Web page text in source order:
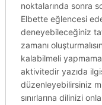
noktalarında sonra
Elbette eğlencesi
deneyebileceğiniz
zamanı
kalabilmeli
aktivitedir yazıda
düzenleyebilirsiniz
sınırlarına dilinizi